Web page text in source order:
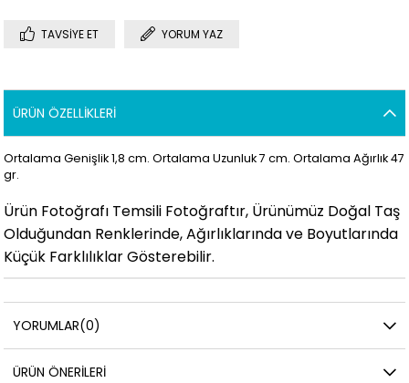
TAVSIYE ET YORUM YAZ
ÜRÜN ÖZELLIKLERI
Ortalama Genişlik 1,8 cm. Ortalama Uzunluk 7 cm. Ortalama Ağırlık 47
gr.
Ürün Fotoğrafı Temsili Fotoğraftır, Ürünümüz Doğal Taş
Olduğundan Renklerinde, Ağırlıklarında ve Boyutlarında
Küçük Farklılıklar Gösterebilir.
YORUMLAR(0)
ÜRÜN ÖNERILERI